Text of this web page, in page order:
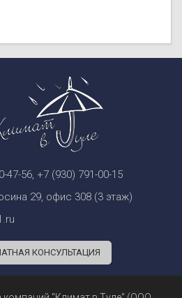
47-56 +7 (930) 791-00-15
29, офис 308 (3 этаж)
КОНСУЛЬТАЦИЯ